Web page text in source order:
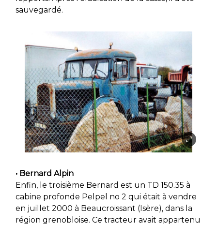
sauvegardé.
• Bernard Alpin
Enfin, le troisième Bernard est un TD 150.35 à
cabine profonde Pelpel no 2 qui était à vendre
en juillet 2000 à Beaucroissant (Isère), dans la
région grenobloise. Ce tracteur avait appartenu